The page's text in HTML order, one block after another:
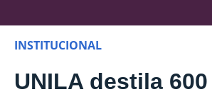
INSTITUCIONAL
UNILA destila